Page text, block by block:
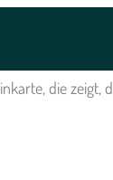
die